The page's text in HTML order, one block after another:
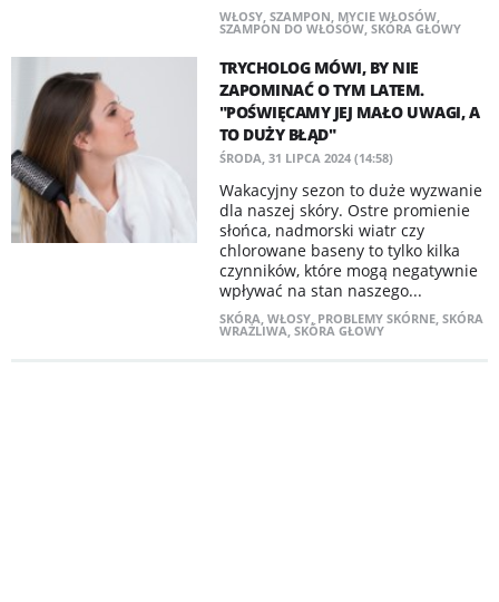
WŁOSY, SZAMPON, MYCIE WŁOSÓW,
SZAMPON DO WŁOSÓW, SKÓRA GŁOWY
TRYCHOLOG MÓWI, BY NIE
ZAPOMINAĆ O TYM LATEM.
"POŚWIĘCAMY JEJ MAŁO UWAGI, A
TO DUŻY BŁĄD"
ŚRODA, 31 LIPCA 2024 (14:58)
Wakacyjny sezon to duże wyzwanie
dla naszej skóry. Ostre promienie
słońca, nadmorski wiatr czy
chlorowane baseny to tylko kilka
czynników, które mogą negatywnie
wpływać na stan naszego...
SKÓRA, WŁOSY, PROBLEMY SKÓRNE, SKÓRA
WRAŻLIWA, SKÓRA GŁOWY